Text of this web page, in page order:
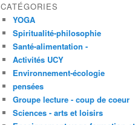
CATÉGORIES
YOGA
Spiritualité-philosophie
Santé-alimentation -
Activités UCY
Environnement-écologie
pensées
Groupe lecture - coup de coeur
Sciences - arts et loisirs